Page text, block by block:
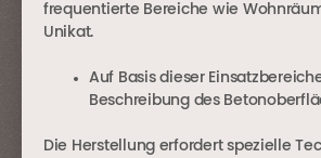
frequentierte Bereiche wie
Unikat.
Auf Basis dieser
Beschreibung des
Die Herstellung erfordert spezielle